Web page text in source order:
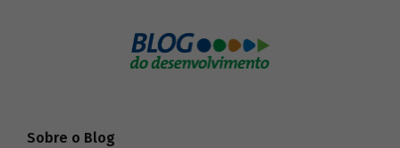
Sobre o Blog